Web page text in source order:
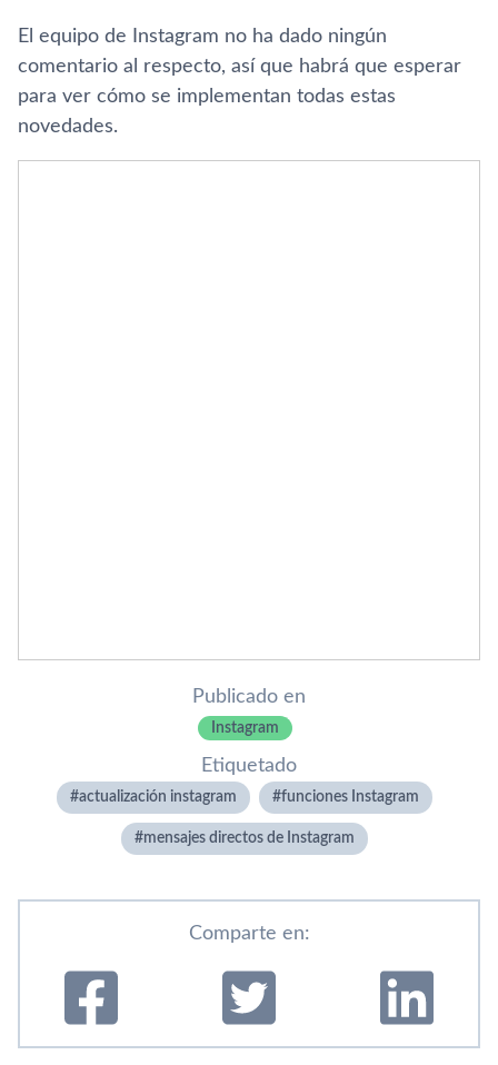
El equipo de Instagram no ha dado ningún
comentario al respecto, así que habrá que esperar
para ver cómo se implementan todas estas
novedades.
Publicado en
Instagram
Etiquetado
actualización instagram funciones Instagram
mensajes directos de Instagram
Comparte en: